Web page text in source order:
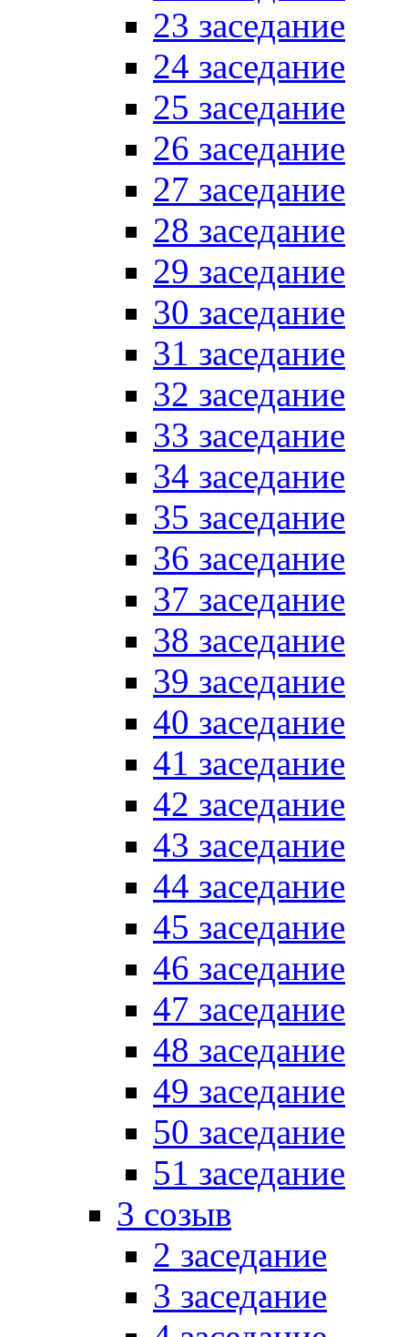
23 заседание
24 заседание
25 заседание
26 заседание
27 заседание
28 заседание
29 заседание
30 заседание
31 заседание
32 заседание
33 заседание
34 заседание
35 заседание
36 заседание
37 заседание
38 заседание
39 заседание
40 заседание
41 заседание
42 заседание
43 заседание
44 заседание
45 заседание
46 заседание
47 заседание
48 заседание
49 заседание
50 заседание
51 заседание
3 созыв
2 заседание
3 заседание